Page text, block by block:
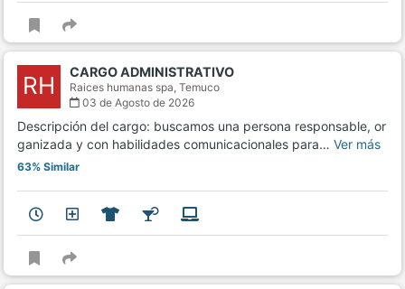
RH CARGO ADMINISTRATIVO
Raices humanas spa, Temuco
03 de Agosto de 2026
Descripción del cargo: buscamos una persona responsable, or
ganizada y con habilidades comunicacionales para… Ver más
63% Similar